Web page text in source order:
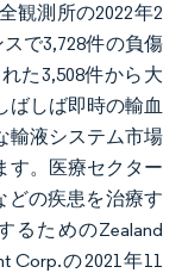
観測所の2022年2
で3,728件の負傷
た3,508件から大
ばしば即時の輸血
輸液システム市場
す。医療セクター
どの疾患を治療す
るためのZealand
Corp.の2021年11